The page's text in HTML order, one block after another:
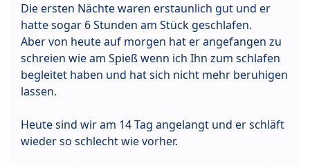
Die ersten Nächte waren erstaunlich gut und er
hatte sogar 6 Stunden am Stück geschlafen.
Aber von heute auf morgen hat er angefangen zu
schreien wie am Spieß wenn ich Ihn zum schlafen
begleitet haben und hat sich nicht mehr beruhigen
lassen.
Heute sind wir am 14 Tag angelangt und er schläft
wieder so schlecht wie vorher.